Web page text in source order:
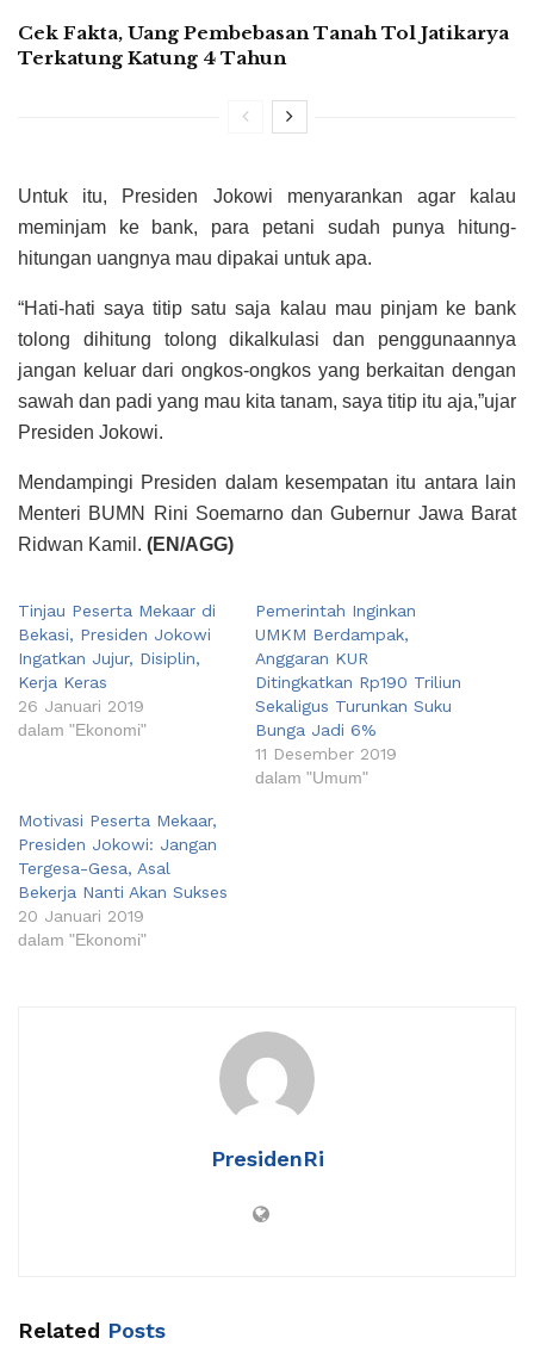
Cek Fakta, Uang Pembebasan Tanah Tol Jatikarya
Terkatung Katung 4 Tahun
Untuk itu, Presiden Jokowi menyarankan agar kalau
meminjam ke bank, para petani sudah punya hitung-
hitungan uangnya mau dipakai untuk apa.
“Hati-hati saya titip satu saja kalau mau pinjam ke bank
tolong dihitung tolong dikalkulasi dan penggunaannya
jangan keluar dari ongkos-ongkos yang berkaitan dengan
sawah dan padi yang mau kita tanam, saya titip itu aja,”ujar
Presiden Jokowi.
Mendampingi Presiden dalam kesempatan itu antara lain
Menteri BUMN Rini Soemarno dan Gubernur Jawa Barat
Ridwan Kamil. (EN/AGG)
Tinjau Peserta Mekaar di
Bekasi, Presiden Jokowi
Ingatkan Jujur, Disiplin,
Kerja Keras
26 Januari 2019
dalam "Ekonomi"
Pemerintah Inginkan
UMKM Berdampak,
Anggaran KUR
Ditingkatkan Rp190 Triliun
Sekaligus Turunkan Suku
Bunga Jadi 6%
11 Desember 2019
dalam "Umum"
Motivasi Peserta Mekaar,
Presiden Jokowi: Jangan
Tergesa-Gesa, Asal
Bekerja Nanti Akan Sukses
20 Januari 2019
dalam "Ekonomi"
PresidenRi
Related Posts